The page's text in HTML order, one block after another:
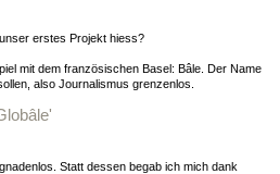
erstes Projekt hiess?
mit dem französischen Basel: Bâle. Der Name
also Journalismus grenzenlos.
Statt dessen begab ich mich dank